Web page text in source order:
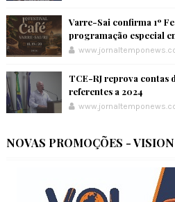
Varre-Sai confirma 1º
programação especial
TCE-RJ reprova contas
referentes a 2024
NOVAS PROMOÇÕES -